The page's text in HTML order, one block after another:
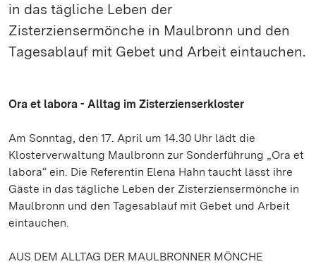
in das tägliche Leben der
Zisterziensermönche in Maulbronn und den
Tagesablauf mit Gebet und Arbeit eintauchen.
Ora et labora - Alltag im Zisterzienserkloster
Am Sonntag, den 17. April um 14.30 Uhr lädt die
Klosterverwaltung Maulbronn zur Sonderführung „Ora et
labora“ ein. Die Referentin Elena Hahn taucht lässt ihre
Gäste in das tägliche Leben der Zisterziensermönche in
Maulbronn und den Tagesablauf mit Gebet und Arbeit
eintauchen.
AUS DEM ALLTAG DER MAULBRONNER MÖNCHE